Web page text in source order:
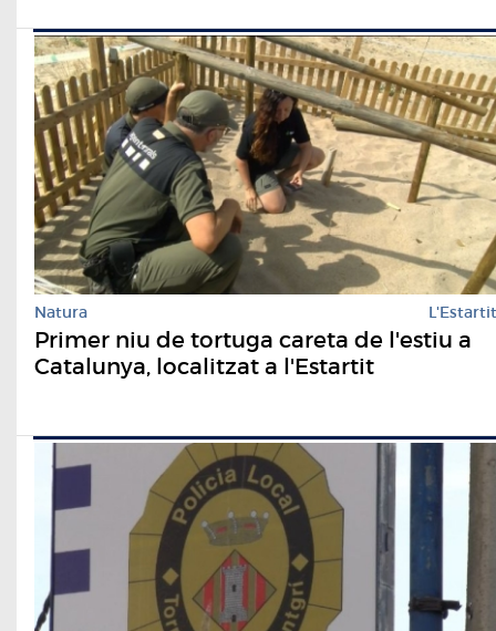
Natura L'Estartit
Primer niu de tortuga careta de l'estiu a
Catalunya, localitzat a l'Estartit